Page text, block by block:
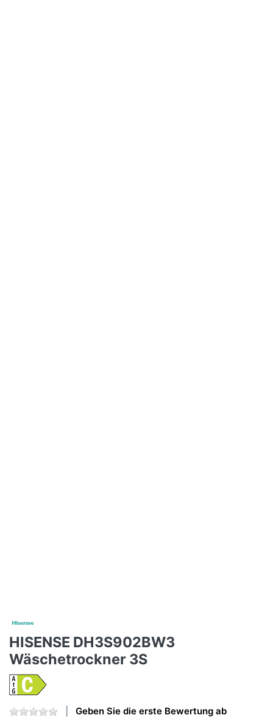
HISENSE DH3S902BW3
Wäschetrockner 3S
Geben Sie die erste Bewertung ab